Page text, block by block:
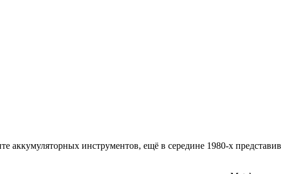
аккумуляторных инструментов, ещё в середине 1980-х представив